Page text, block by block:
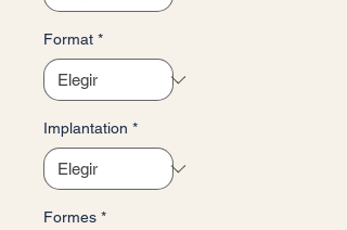
Format *
Implantation *
Formes *